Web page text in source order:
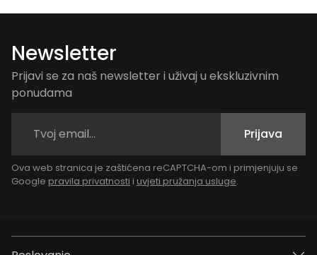
Newsletter
Prijavi se za naš newsletter i uživaj u ekskluzivnim
ponudama
Prijava
Ova web stranica je zaštićena reCAPTCHA-om i primjenjuju se
Google pravila privatnosti i uvjeti pružanja usluge.